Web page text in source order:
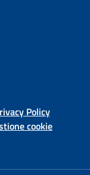
Policy
cookie